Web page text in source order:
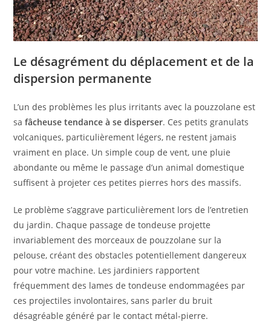
Le désagrément du déplacement et de la
dispersion permanente
L’un des problèmes les plus irritants avec la pouzzolane est
safâcheuse tendance à se disperser. Ces petits granulats
volcaniques, particulièrement légers, ne restent jamais
vraiment en place. Un simple coup de vent, une pluie
abondante ou même le passage d’un animal domestique
suffisent à projeter ces petites pierres hors des massifs.
Le problème s’aggrave particulièrement lors de l’entretien
du jardin. Chaque passage de tondeuse projette
invariablement des morceaux de pouzzolane sur la
pelouse, créant des obstacles potentiellement dangereux
pour votre machine. Les jardiniers rapportent
fréquemment des lames de tondeuse endommagées par
ces projectiles involontaires, sans parler du bruit
désagréable généré par le contact métal-pierre.